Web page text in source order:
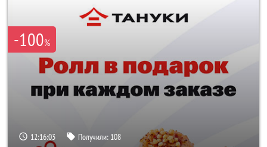
-100%
12:16:02 Получили: 108